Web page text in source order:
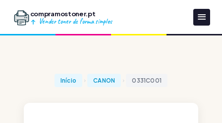
compramostoner.pt
Vender toner de forma simples
Início CANON 0331C001